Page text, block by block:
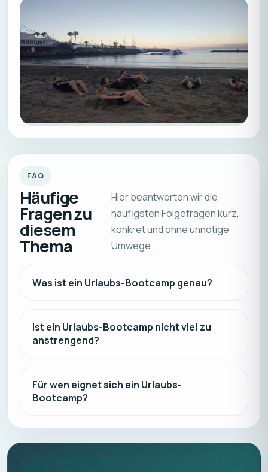
FAQ
Häufige
Fragen zu
diesem
Thema
Hier beantworten wir die
häufigsten Folgefragen kurz,
konkret und ohne unnötige
Umwege.
Was ist ein Urlaubs-Bootcamp genau?
Ist ein Urlaubs-Bootcamp nicht viel zu
anstrengend?
Für wen eignet sich ein Urlaubs-
Bootcamp?